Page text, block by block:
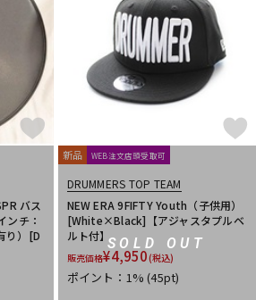
パーカッション
電子ピアノ
エフェクター
DTM
バス
ンチ：
り）[D
SOLD OUT
新品 WEB注文店頭受取可
DRUMMERS TOP TEAM
NEW ERA 9FIFTY Youth（子供用）
[White×Black]【アジャスタプルベ
ルト付】
販売価格¥4,950(税込)
ポイント：1%(45pt)